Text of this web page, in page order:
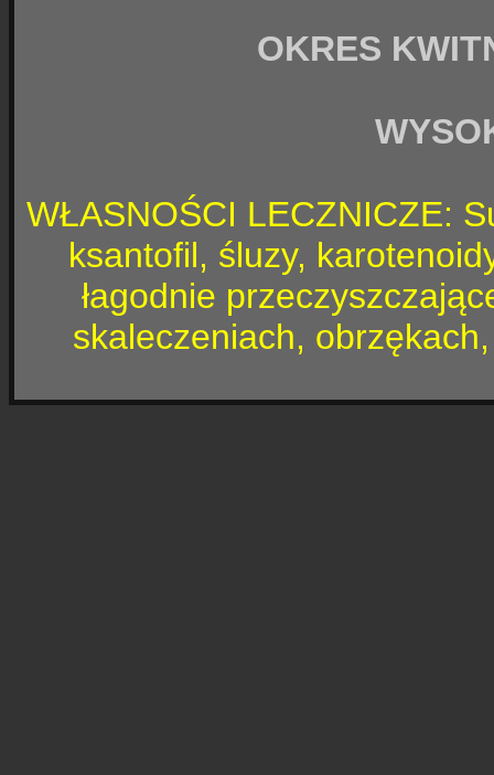
OKRES
WŁASNOŚCI LECZNICZE:
ksantofil, śluzy,
łagodnie
skaleczeniach,